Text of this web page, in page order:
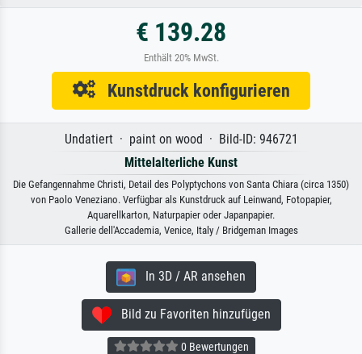
€ 139.28
Enthält 20% MwSt.
Kunstdruck konfigurieren
Undatiert · paint on wood · Bild-ID: 946721
Mittelalterliche Kunst
Die Gefangennahme Christi, Detail des Polyptychons von Santa Chiara (circa 1350)
von Paolo Veneziano. Verfügbar als Kunstdruck auf Leinwand, Fotopapier,
Aquarellkarton, Naturpapier oder Japanpapier.
Gallerie dell'Accademia, Venice, Italy / Bridgeman Images
In 3D / AR ansehen
Bild zu Favoriten hinzufügen
0 Bewertungen